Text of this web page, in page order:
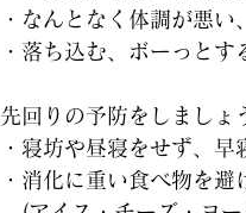
・なんとなく体調が悪い
・落ち込む、ボーっとす
先回りの予防をしましょ
・寝坊や昼寝をせず、早
・消化に重い食べ物を避